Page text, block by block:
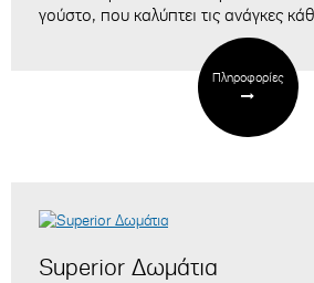
γούστο, που καλύπτει τις ανάγκες
Πληροφορίες
Superior Δωμάτια